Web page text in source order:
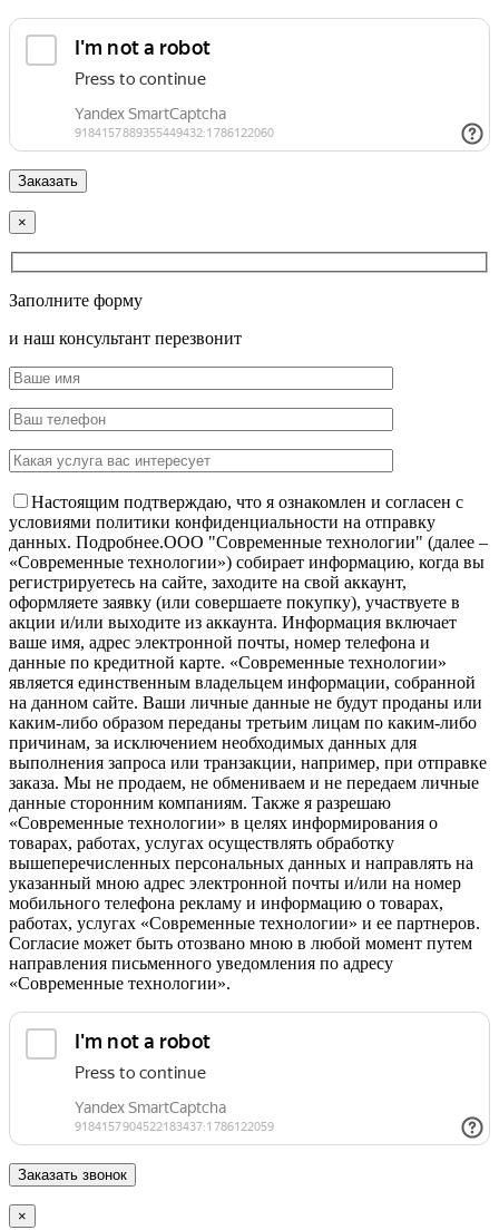
×
Заполните форму
и наш консультант перезвонит
Настоящим подтверждаю, что я ознакомлен и согласен с
условиями политики конфиденциальности на отправку
данных. Подробнее.OOO "Современные технологии" (далее –
«Современные технологии») собирает информацию, когда вы
регистрируетесь на сайте, заходите на свой аккаунт,
оформляете заявку (или совершаете покупку), участвуете в
акции и/или выходите из аккаунта. Информация включает
ваше имя, адрес электронной почты, номер телефона и
данные по кредитной карте. «Современные технологии»
является единственным владельцем информации, собранной
на данном сайте. Ваши личные данные не будут проданы или
каким-либо образом переданы третьим лицам по каким-либо
причинам, за исключением необходимых данных для
выполнения запроса или транзакции, например, при отправке
заказа. Мы не продаем, не обмениваем и не передаем личные
данные сторонним компаниям. Также я разрешаю
«Современные технологии» в целях информирования о
товарах, работах, услугах осуществлять обработку
вышеперечисленных персональных данных и направлять на
указанный мною адрес электронной почты и/или на номер
мобильного телефона рекламу и информацию о товарах,
работах, услугах «Современные технологии» и ее партнеров.
Согласие может быть отозвано мною в любой момент путем
направления письменного уведомления по адресу
«Современные технологии».
×